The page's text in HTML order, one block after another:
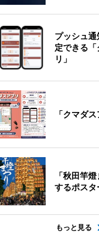
プッシュ
定できる
リ」
「クマダ
「秋田竿
するポスタ
もっと見る